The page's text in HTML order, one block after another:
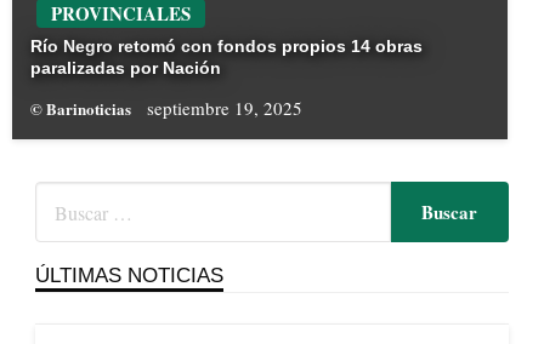
PROVINCIALES
Río Negro retomó con fondos propios 14 obras
paralizadas por Nación
© Barinoticias septiembre 19, 2025
ÚLTIMAS NOTICIAS